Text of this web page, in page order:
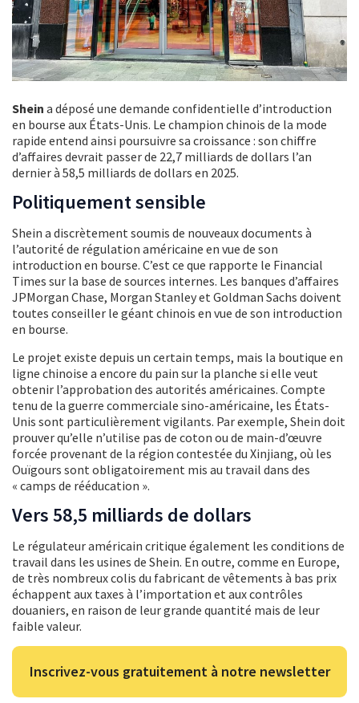
Shein a déposé une demande confidentielle d’introduction
en bourse aux États-Unis. Le champion chinois de la mode
rapide entend ainsi poursuivre sa croissance : son chiffre
d’affaires devrait passer de 22,7 milliards de dollars l’an
dernier à 58,5 milliards de dollars en 2025.
Politiquement sensible
Shein a discrètement soumis de nouveaux documents à
l’autorité de régulation américaine en vue de son
introduction en bourse. C’est ce que rapporte le Financial
Times sur la base de sources internes. Les banques d’affaires
JPMorgan Chase, Morgan Stanley et Goldman Sachs doivent
toutes conseiller le géant chinois en vue de son introduction
en bourse.
Le projet existe depuis un certain temps, mais la boutique en
ligne chinoise a encore du pain sur la planche si elle veut
obtenir l’approbation des autorités américaines. Compte
tenu de la guerre commerciale sino-américaine, les États-
Unis sont particulièrement vigilants. Par exemple, Shein doit
prouver qu’elle n’utilise pas de coton ou de main-d’œuvre
forcée provenant de la région contestée du Xinjiang, où les
Ouïgours sont obligatoirement mis au travail dans des
« camps de rééducation ».
Vers 58,5 milliards de dollars
Le régulateur américain critique également les conditions de
travail dans les usines de Shein. En outre, comme en Europe,
de très nombreux colis du fabricant de vêtements à bas prix
échappent aux taxes à l’importation et aux contrôles
douaniers, en raison de leur grande quantité mais de leur
faible valeur.
Inscrivez-vous gratuitement à notre newsletter